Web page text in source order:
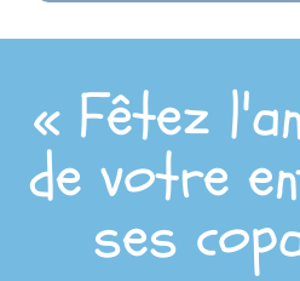
« Fêtez
de votre
ses